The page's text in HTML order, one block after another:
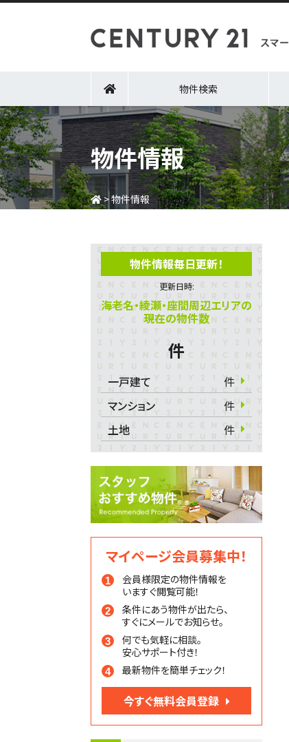
物件検索
物件情報
>物件情報
物件情報毎日更新！
更新日時:
海老名・綾瀬・座間周辺エリアの
現在の物件数
件
一戸建て
件
マンション
件
土地
件
マイページ会員募集中！
会員様限定の物件情報を
いますぐ閲覧可能！
条件にあう物件が出たら、
すぐにメールでお知らせ。
何でも気軽に相談。
安心サポート付き！
最新物件を簡単チェック！
今すぐ無料会員登録